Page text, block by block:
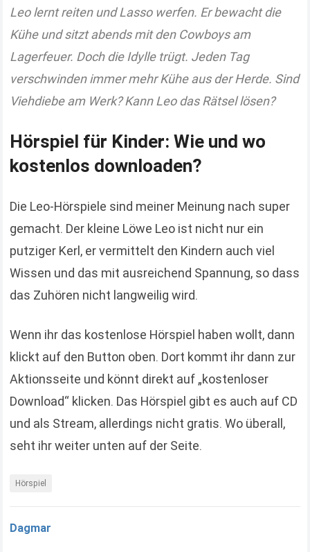
Leo lernt reiten und Lasso werfen. Er bewacht die
Kühe und sitzt abends mit den Cowboys am
Lagerfeuer. Doch die Idylle trügt. Jeden Tag
verschwinden immer mehr Kühe aus der Herde. Sind
Viehdiebe am Werk? Kann Leo das Rätsel lösen?
Hörspiel für Kinder: Wie und wo
kostenlos downloaden?
Die Leo-Hörspiele sind meiner Meinung nach super
gemacht. Der kleine Löwe Leo ist nicht nur ein
putziger Kerl, er vermittelt den Kindern auch viel
Wissen und das mit ausreichend Spannung, so dass
das Zuhören nicht langweilig wird.
Wenn ihr das kostenlose Hörspiel haben wollt, dann
klickt auf den Button oben. Dort kommt ihr dann zur
Aktionsseite und könnt direkt auf „kostenloser
Download“ klicken. Das Hörspiel gibt es auch auf CD
und als Stream, allerdings nicht gratis. Wo überall,
seht ihr weiter unten auf der Seite.
Hörspiel
Dagmar